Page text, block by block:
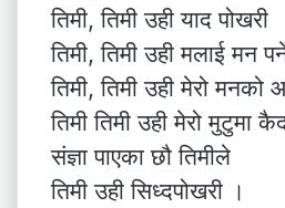
तिमी, तिमी उही याद पोखरी
तिमी, तिमी उही मलाई मन
तिमी, तिमी उही मेरो मनको
तिमी तिमी उही मेरो मुटुमा
संज्ञा पाएका छौ तिमीले
तिमी उही सिध्दपोखरी ।